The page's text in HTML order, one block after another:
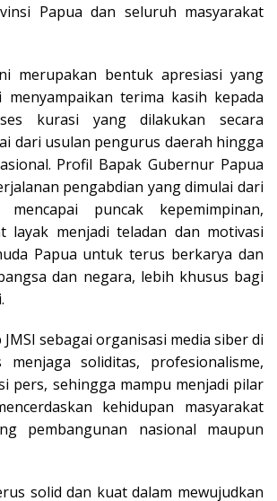
Papua dan seluruh masyarakat
merupakan bentuk apresiasi yang
menyampaikan terima kasih kepada
kurasi yang dilakukan secara
dari usulan pengurus daerah hingga
Profil Bapak Gubernur Papua
pengabdian yang dimulai dari
puncak kepemimpinan,
layak menjadi teladan dan motivasi
Papua untuk terus berkarya dan
dan negara, lebih khusus bagi
sebagai organisasi media siber di
menjaga soliditas, profesionalisme,
pers, sehingga mampu menjadi pilar
kehidupan masyarakat
pembangunan nasional maupun
solid dan kuat dalam mewujudkan